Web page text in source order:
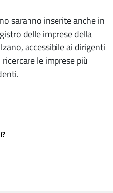
saranno inserite anche in
delle imprese della
accessibile ai dirigenti
le imprese più